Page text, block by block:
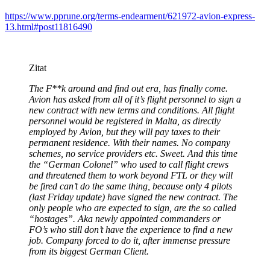
https://www.pprune.org/terms-endearment/621972-avion-express-
13.html#post11816490
Zitat
The F**k around and find out era, has finally come.
Avion has asked from all of it’s flight personnel to sign a
new contract with new terms and conditions. All flight
personnel would be registered in Malta, as directly
employed by Avion, but they will pay taxes to their
permanent residence. With their names. No company
schemes, no service providers etc. Sweet. And this time
the “German Colonel” who used to call flight crews
and threatened them to work beyond FTL or they will
be fired can’t do the same thing, because only 4 pilots
(last Friday update) have signed the new contract. The
only people who are expected to sign, are the so called
“hostages”. Aka newly appointed commanders or
FO’s who still don’t have the experience to find a new
job. Company forced to do it, after immense pressure
from its biggest German Client.